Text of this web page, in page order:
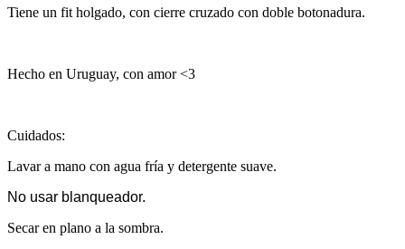
Tiene un fit holgado, con cierre cruzado con doble botonadura.
Hecho en Uruguay, con amor <3
Cuidados:
Lavar a mano con agua fría y detergente suave.
No usar blanqueador.
Secar en plano a la sombra.